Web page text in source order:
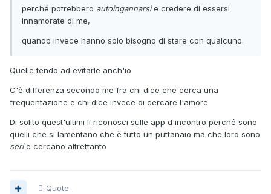
perché potrebbero autoingannarsie credere di essersi
innamorate di me,
quando invece hanno solo bisogno di stare con qualcuno.
Quelle tendo ad evitarle anch'io
C'è differenza secondo me fra chi dice che cerca una
frequentazione e chi dice invece di cercare l'amore
Di solito quest'ultimi li riconosci sulle app d'incontro perché sono
quelli che si lamentano che è tutto un puttanaio ma che loro sono
serie cercano altrettanto
Quote